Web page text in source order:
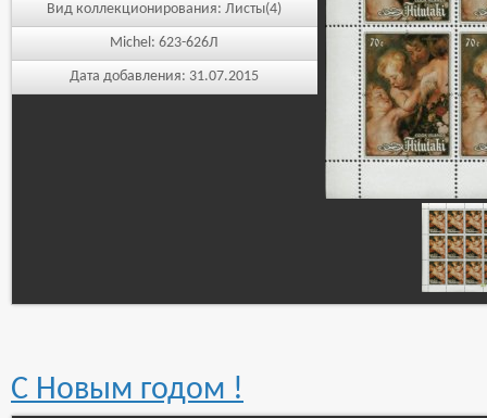
Вид коллекционирования:Листы(4)
Michel:623-626Л
Дата добавления: 31.07.2015
С Новым годом !